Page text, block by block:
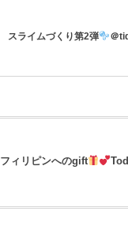
スライムづくり第2弾 ＠
フィリピンへのgift